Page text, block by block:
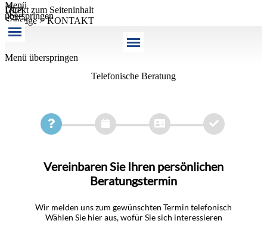
Direkt zum Seiteninhalt
Menü
überspringen
Sonstige > KONTAKT
Menü überspringen
Telefonische Beratung